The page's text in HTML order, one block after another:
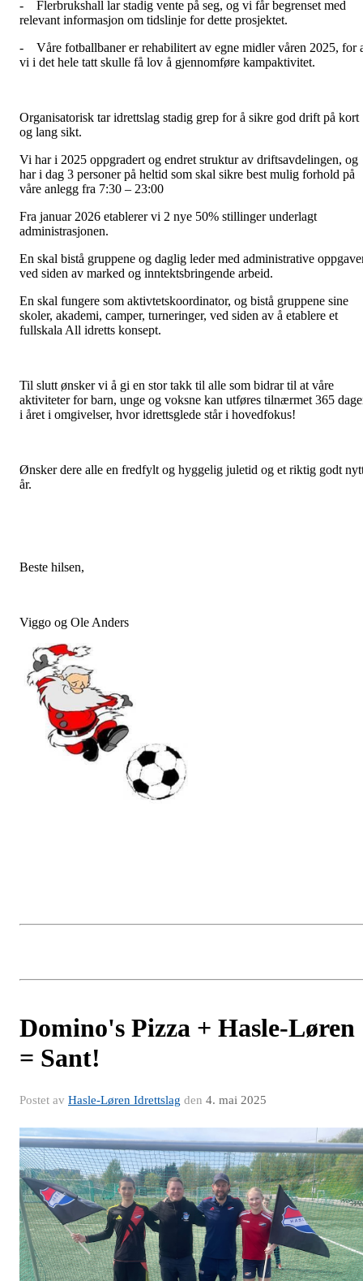
- Flerbrukshall lar stadig vente på seg, og vi får begrenset med
relevant informasjon om tidslinje for dette prosjektet.
- Våre fotballbaner er rehabilitert av egne midler våren 2025, for
vi i det hele tatt skulle få lov å gjennomføre kampaktivitet.
Organisatorisk tar idrettslag stadig grep for å sikre god drift på kort
og lang sikt.
Vi har i 2025 oppgradert og endret struktur av driftsavdelingen, og
har i dag 3 personer på heltid som skal sikre best mulig forhold på
våre anlegg fra 7:30 – 23:00
Fra januar 2026 etablerer vi 2 nye 50% stillinger underlagt
administrasjonen.
En skal bistå gruppene og daglig leder med administrative
ved siden av marked og inntektsbringende arbeid.
En skal fungere som aktivtetskoordinator, og bistå gruppene sine
skoler, akademi, camper, turneringer, ved siden av å etablere et
fullskala All idretts konsept.
Til slutt ønsker vi å gi en stor takk til alle som bidrar til at våre
aktiviteter for barn, unge og voksne kan utføres tilnærmet 365
i året i omgivelser, hvor idrettsglede står i hovedfokus!
Ønsker dere alle en fredfylt og hyggelig juletid og et riktig godt
år.
Beste hilsen,
Viggo og Ole Anders
Domino's Pizza + Hasle-Løren
= Sant!
Postet av Hasle-Løren Idrettslag den 4. mai 2025